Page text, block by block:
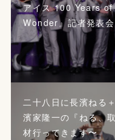
アイス 100 Years of
Wonder』記者発表会
二十八日に長濱ねる＋
濱家隆一の『ねる、取
材行ってきます〜